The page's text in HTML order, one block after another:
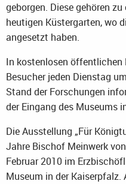
geborgen. Diese gehören
heutigen Küstergarten, wo
angesetzt haben.
In kostenlosen öffentlichen
Besucher jeden Dienstag
Stand der Forschungen
der Eingang des Museums
Die Ausstellung „Für
Jahre Bischof Meinwerk
Februar 2010 im
Museum in der